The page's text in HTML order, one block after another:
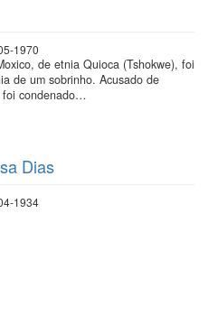
1970
de etnia Quioca (Tshokwe), foi
de um sobrinho. Acusado de
foi condenado…
Dias
1934